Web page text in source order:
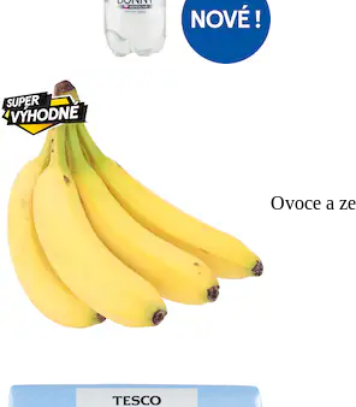
Ovoce a